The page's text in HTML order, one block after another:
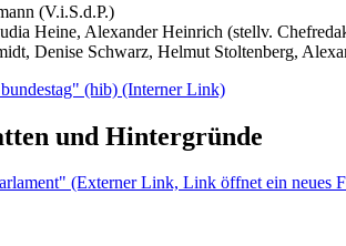
(V.i.S.d.P.)
Heine, Alexander Heinrich (stellv.
Denise Schwarz, Helmut Stoltenberg,
(hib) (Interner Link)
und Hintergründe
(Externer Link, Link öffnet ein neues